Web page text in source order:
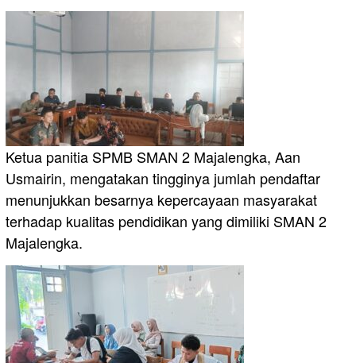
Ketua panitia SPMB SMAN 2 Majalengka, Aan
Usmairin, mengatakan tingginya jumlah pendaftar
menunjukkan besarnya kepercayaan masyarakat
terhadap kualitas pendidikan yang dimiliki SMAN 2
Majalengka.